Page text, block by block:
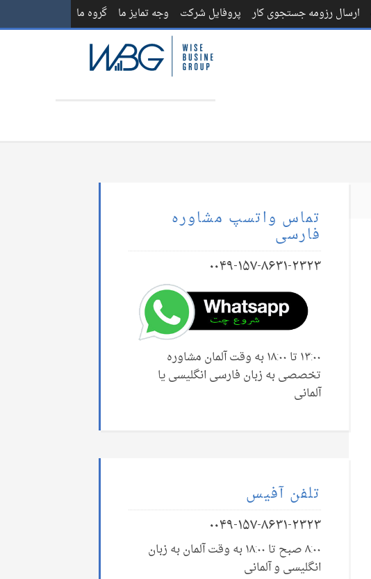
ارسال رزومه جستجوی کار پروفایل شرکت وجه تمایز ما گروه ما
تماس واتسپ مشاوره
فارسی
۰۰۴۹-۱۵۷-۸۶۳۱-۲۳۲۳
۱۳:۰۰ تا ۱۸:۰۰ به وقت آلمان مشاوره
تخصصی به زبان فارسی انگلیسی یا
آلمانی
تلفن آفیس
۰۰۴۹-۱۵۷-۸۶۳۱-۲۳۲۳
۸:۰۰ صبح تا ۱۸:۰۰ به وقت آلمان به زبان
انگلیسی و آلمانی